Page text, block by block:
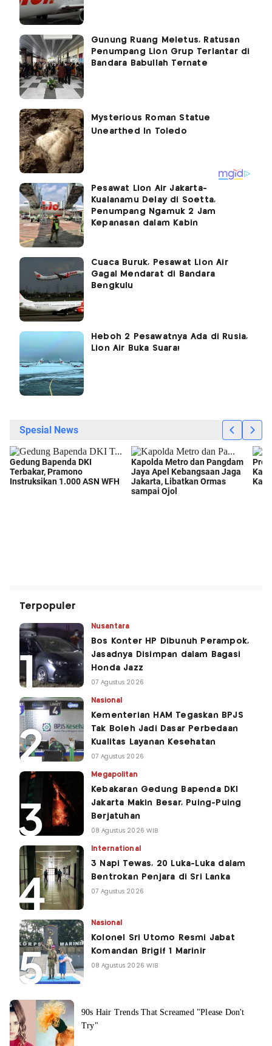
Gunung Ruang Meletus, Ratusan
Penumpang Lion Grup Terlantar di
Bandara Babullah Ternate
Pesawat Lion Air Jakarta-
Kualanamu Delay di Soetta,
Penumpang Ngamuk 2 Jam
Kepanasan dalam Kabin
Cuaca Buruk, Pesawat Lion Air
Gagal Mendarat di Bandara
Bengkulu
Heboh 2 Pesawatnya Ada di Rusia,
Lion Air Buka Suara!
Terpopuler
Nusantara
Bos Konter HP Dibunuh Perampok,
Jasadnya Disimpan dalam Bagasi
Honda Jazz
07 Agustus 2026
Nasional
Kementerian HAM Tegaskan BPJS
Tak Boleh Jadi Dasar Perbedaan
Kualitas Layanan Kesehatan
07 Agustus 2026
Megapolitan
Kebakaran Gedung Bapenda DKI
Jakarta Makin Besar, Puing-Puing
Berjatuhan
08 Agustus 2026 WIB
International
3 Napi Tewas, 20 Luka-Luka dalam
Bentrokan Penjara di Sri Lanka
07 Agustus 2026
Nasional
Kolonel Sri Utomo Resmi Jabat
Komandan Brigif 1 Marinir
08 Agustus 2026 WIB